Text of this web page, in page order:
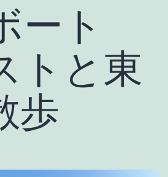
ート
トと東
歩